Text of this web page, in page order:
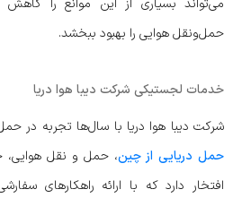
می‌تواند بسیاری از این موانع را
حمل‌ونقل هوایی را بهبود ببخشد.
خدمات لجستیکی شرکت دیبا هوا دریا
شرکت دیبا هوا دریا با سال‌ها تجربه در
حمل دریایی از چین، حمل و نقل هوایی،
افتخار دارد که با ارائه راهکارهای